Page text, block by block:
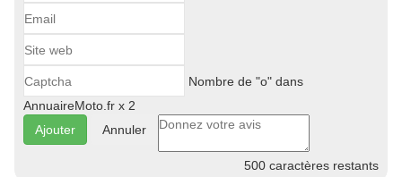
Nombre de "o" dans
AnnuaireMoto.fr x 2
Annuler
500 caractères restants